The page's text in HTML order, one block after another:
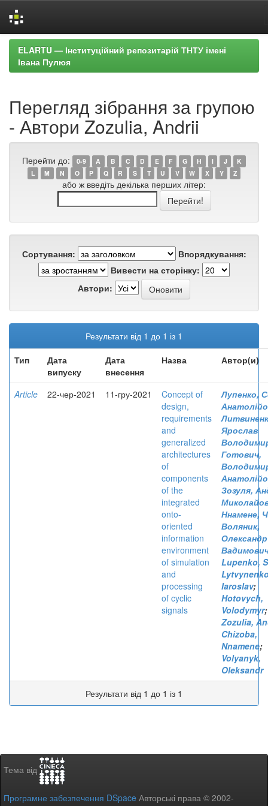
Skip
navigation
ELARTU — Інституційний репозитарій ТНТУ імені
Івана Пулюя
Перегляд зібрання за групою
- Автори Zozulia, Andrii
Перейти до: 0-9 A B C D E F G H I J
K
L
M N O P Q R S T U V W X Y Z
або ж введіть декілька перших літер:
Сортування:
Впорядкування:
Вивести на сторінку:
Автори:
Результати від 1 до 1 із 1
Тип
Дата
випуску
Дата
внесення
Назва Автор(и)
Article 22-чер-2021 11-гру-2021
Concept of
design,
requirements
and
generalized
architectures
of
components
of the
integrated
onto-
oriented
information
environment
of simulation
and
processing
of cyclic
signals
Лупенко,
Ярослав
Готович,
Зозуля,
Ннамене,
Воляник,
Олександр
Lupenko,
Iaroslav;
Hotovych,
Volodymyr;
Zozulia,
Chizoba,
Nnamene;
Volyanyk,
Oleksandr
Результати від 1 до 1 із 1
Тема від
Програмне забезпечення DSpace Авторські права © 2002-